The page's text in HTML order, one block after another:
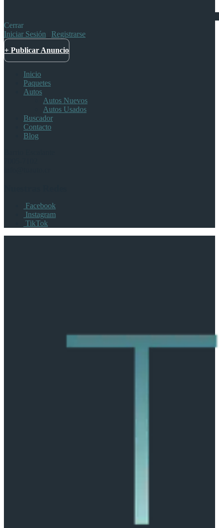
Cerrar
Iniciar Sesión
Registrarse
+ Publicar Anuncio
Inicio
Paquetes
Autos
Autos Nuevos
Autos Usados
Buscador
Contacto
Blog
Facebook
Instagram
TikTok